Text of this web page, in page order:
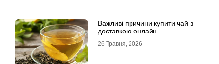
Важливі причини купити чай з
доставкою онлайн
26 Травня, 2026